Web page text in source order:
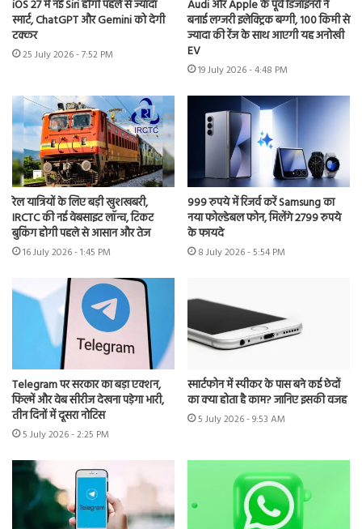
iOS 27 में नई Siri होगी पहले से ज्यादा
स्मार्ट, ChatGPT और Gemini को देगी
टक्कर
25 July 2026 - 7:52 PM
Audi और Apple के पूर्व डिजाइनरों ने
बनाई लग्जरी इलेक्ट्रिक बग्गी, 100 किमी से
ज्यादा की रेंज के साथ आएगी यह अनोखी
EV
19 July 2026 - 4:48 PM
रेल यात्रियों के लिए बड़ी खुशखबरी,
IRCTC की नई वेबसाइट लॉन्च, टिकट
बुकिंग होगी पहले से आसान और तेज
16 July 2026 - 1:45 PM
999 रुपये में रिजर्व करें Samsung का
नया फोल्डेबल फोन, मिलेंगे 2799 रुपये
के फायदे
8 July 2026 - 5:54 PM
Telegram पर सरकार का बड़ा एक्शन,
फिल्में और वेब सीरीज देखना पड़ेगा भारी,
तीन दिनों में दूसरा नोटिस
5 July 2026 - 2:25 PM
स्मार्टफोन में स्पीकर के पास बने कई छेदों
का क्या होता है काम? जानिए इसकी वजह
5 July 2026 - 9:53 AM